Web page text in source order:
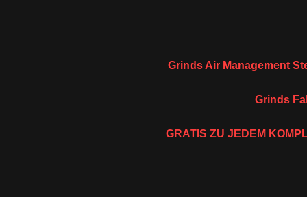
Grinds Air Management
Grinds
GRATIS ZU JEDEM